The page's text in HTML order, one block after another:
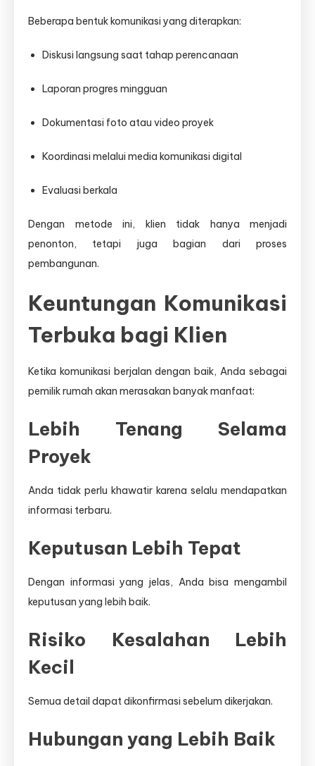
Beberapa bentuk komunikasi yang diterapkan:
Diskusi langsung saat tahap perencanaan
Laporan progres mingguan
Dokumentasi foto atau video proyek
Koordinasi melalui media komunikasi digital
Evaluasi berkala
Dengan metode ini, klien tidak hanya menjadi
penonton, tetapi juga bagian dari proses
pembangunan.
Keuntungan Komunikasi
Terbuka bagi Klien
Ketika komunikasi berjalan dengan baik, Anda sebagai
pemilik rumah akan merasakan banyak manfaat:
Lebih Tenang Selama
Proyek
Anda tidak perlu khawatir karena selalu mendapatkan
informasi terbaru.
Keputusan Lebih Tepat
Dengan informasi yang jelas, Anda bisa mengambil
keputusan yang lebih baik.
Risiko Kesalahan Lebih
Kecil
Semua detail dapat dikonfirmasi sebelum dikerjakan.
Hubungan yang Lebih Baik